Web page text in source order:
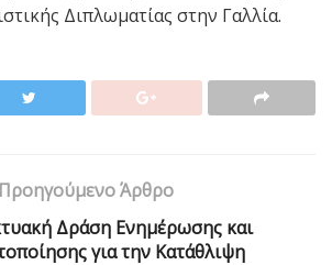
Διπλωματίας στην Γαλλία.
Προηγούμενο Άρθρο
Δράση Ενημέρωσης και
για την Κατάθλιψη